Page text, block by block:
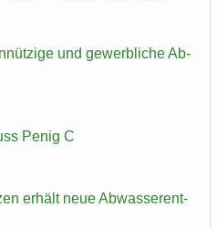
und ge­werb­li­che Ab­
Penig C
er­hält neue Ab­was­ser­ent­